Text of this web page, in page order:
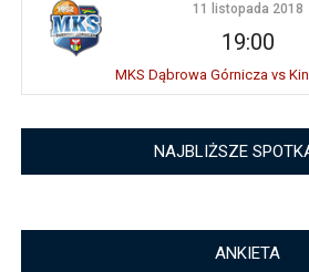
11 listopada 2018
19:00
MKS Dąbrowa Górnicza vs
NAJBLIŻSZE
ANKIETA